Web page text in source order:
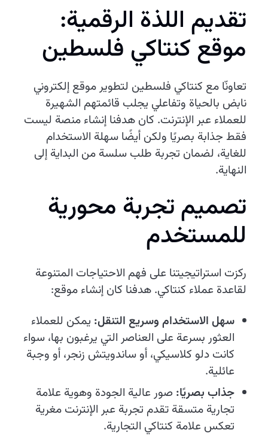
تقديم اللذة الرقمية:
موقع كنتاكي فلسطين
تعاونّا مع كنتاكي فلسطين لتطوير موقع إلكتروني
نابض بالحياة وتفاعلي يجلب قائمتهم الشهيرة
للعملاء عبر الإنترنت. كان هدفنا إنشاء منصة ليست
فقط جذابة بصريًا ولكن أيضًا سهلة الاستخدام
للغاية، لضمان تجربة طلب سلسة من البداية إلى
النهاية.
تصميم تجربة محورية
للمستخدم
ركزت استراتيجيتنا على فهم الاحتياجات المتنوعة
لقاعدة عملاء كنتاكي. هدفنا كان إنشاء موقع:
سهل الاستخدام وسريع التنقل: يمكن للعملاء
العثور بسرعة على العناصر التي يرغبون بها، سواء
كانت دلو كلاسيكي، أو ساندويتش زنجر، أو وجبة
عائلية.
جذاب بصريًا: صور عالية الجودة وهوية علامة
تجارية متسقة تقدم تجربة عبر الإنترنت مغرية
تعكس علامة كنتاكي التجارية.